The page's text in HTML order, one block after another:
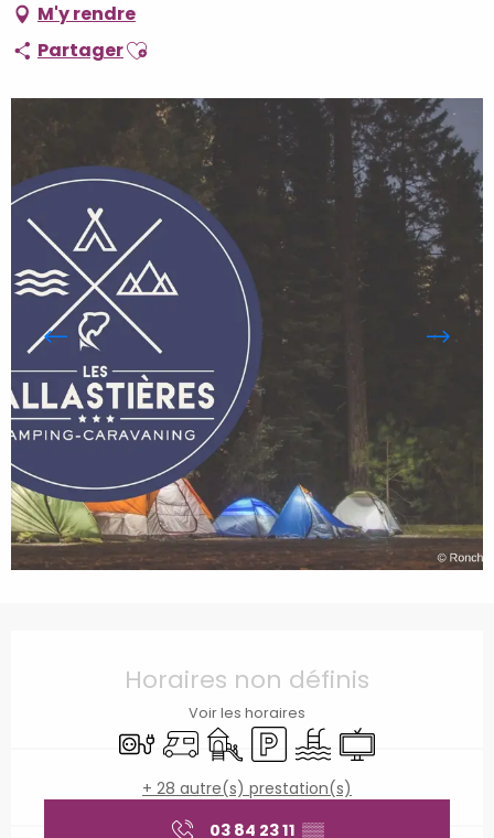
M'y rendre
PartagerAjouter aux favoris
Horaires non définis
Voir les horaires
Branchements électriques
Accueil camping car
Jeux pour enfants / Espace jeux
ParkingPiscineTélévision
+ 28 autre(s) prestation(s)
03 84 23 11 ▒▒